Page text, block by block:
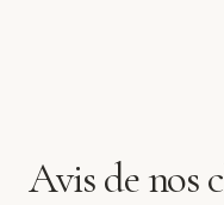
Avis de nos